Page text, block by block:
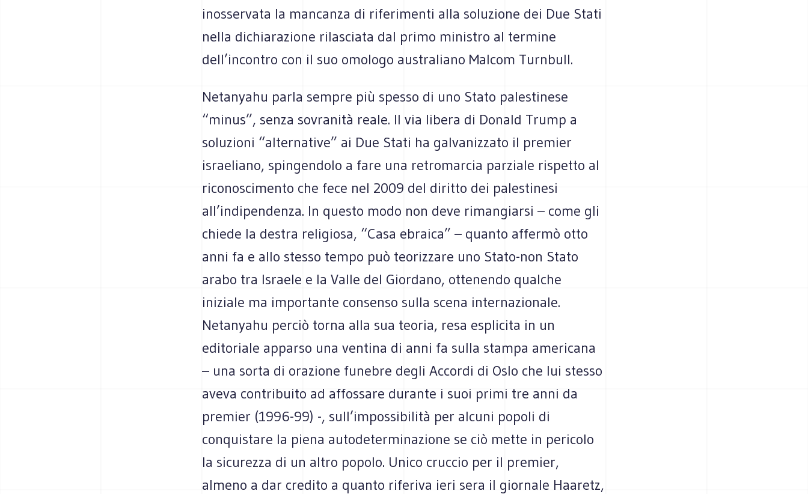
inosservata la mancanza di riferimenti alla soluzione dei Due Stati
nella dichiarazione rilasciata dal primo ministro al termine
dell’incontro con il suo omologo australiano Malcom Turnbull.
Netanyahu parla sempre più spesso di uno Stato palestinese
“minus”, senza sovranità reale. Il via libera di Donald Trump a
soluzioni “alternative” ai Due Stati ha galvanizzato il premier
israeliano, spingendolo a fare una retromarcia parziale rispetto al
riconoscimento che fece nel 2009 del diritto dei palestinesi
all’indipendenza. In questo modo non deve rimangiarsi – come gli
chiede la destra religiosa, “Casa ebraica” – quanto affermò otto
anni fa e allo stesso tempo può teorizzare uno Stato-non Stato
arabo tra Israele e la Valle del Giordano, ottenendo qualche
iniziale ma importante consenso sulla scena internazionale.
Netanyahu perciò torna alla sua teoria, resa esplicita in un
editoriale apparso una ventina di anni fa sulla stampa americana
– una sorta di orazione funebre degli Accordi di Oslo che lui stesso
aveva contribuito ad affossare durante i suoi primi tre anni da
premier (1996-99) -, sull’impossibilità per alcuni popoli di
conquistare la piena autodeterminazione se ciò mette in pericolo
la sicurezza di un altro popolo. Unico cruccio per il premier,
almeno a dar credito a quanto riferiva ieri sera il giornale Haaretz,